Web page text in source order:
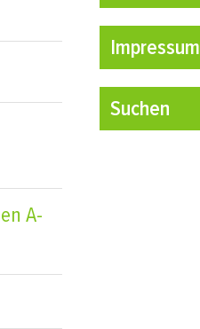
Impressum
Suchen
A-